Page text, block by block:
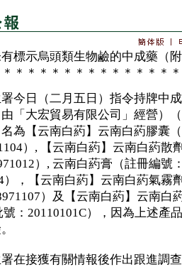
標示烏頭類生物鹼的中成藥（
＊＊＊＊＊＊＊＊＊＊＊＊＊＊
日（二月五日）指令持牌中成
「大宏貿易有限公司」經營）
為【云南白葯】云南白葯膠囊
）, 【云南白葯】云南白葯散
）, 云南白葯膏（註冊編號
），【云南白葯】云南白葯氣霧
）及【云南白葯】云南白
號：20110101C），因為上述產
。
接獲有關情報後作出跟進調查